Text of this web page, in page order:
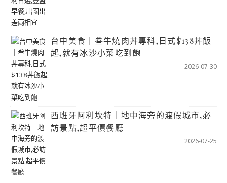
台中美食｜叁牛燒肉丼專科,日式$138丼飯
起,就有冰沙小菜吃到飽
2026-07-30
西班牙阿利坎特｜地中海旁的渡假城市,必
訪景點,超平價餐廳
2026-07-25